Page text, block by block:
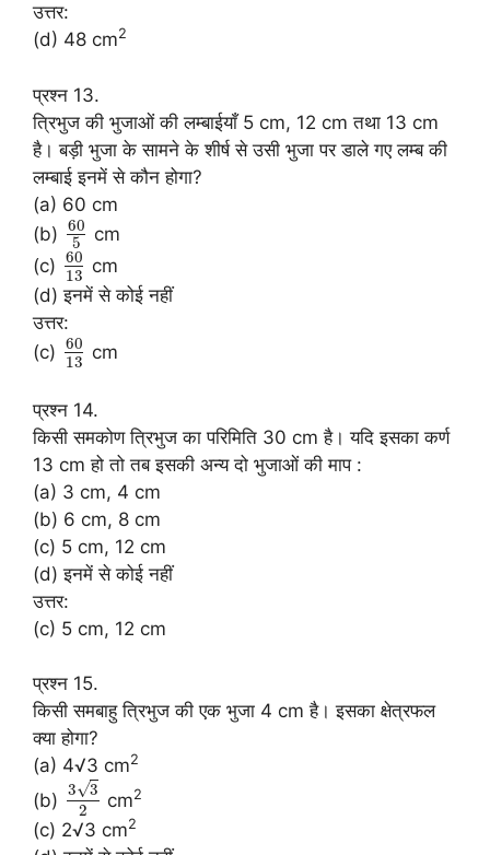
उत्तर:
(d) 48 cm2
प्रश्न 13.
त्रिभुज की भुजाओं की लम्बाईयाँ 5 cm, 12 cm तथा 13 cm
है। बड़ी भुजा के सामने के शीर्ष से उसी भुजा पर डाले गए लम्ब की
लम्बाई इनमें से कौन होगा?
(a) 60 cm
(b) 60
5
cm
(c) 60
13 cm
(d) इनमें से कोई नहीं
उत्तर:
(c) 60
13 cm
प्रश्न 14.
किसी समकोण त्रिभुज का परिमिति 30 cm है। यदि इसका कर्ण
13 cm हो तो तब इसकी अन्य दो भुजाओं की माप :
(a) 3 cm, 4 cm
(b) 6 cm, 8 cm
(c) 5 cm, 12 cm
(d) इनमें से कोई नहीं
उत्तर:
(c) 5 cm, 12 cm
प्रश्न 15.
किसी समबाहु त्रिभुज की एक भुजा 4 cm है। इसका क्षेत्रफल
क्या होगा?
(a) 4√3 cm2
(b)
3 3
√
2
cm2
(c) 2√3 cm2